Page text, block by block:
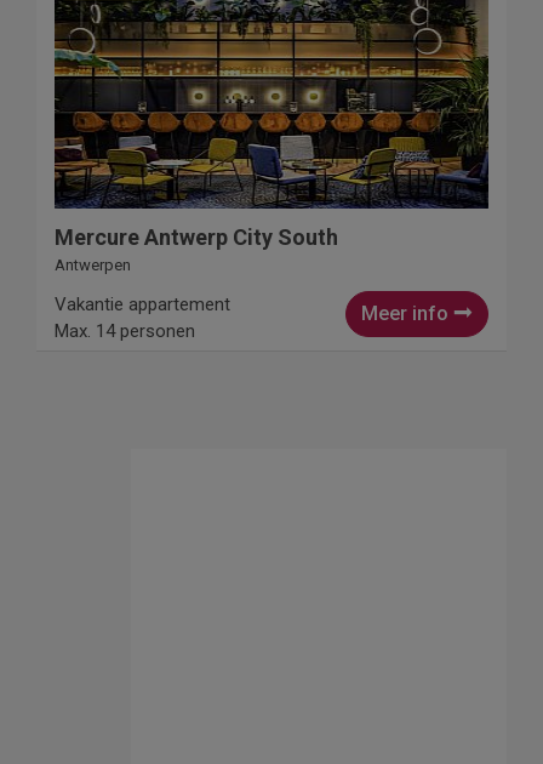
Mercure Antwerp City South
Antwerpen
Meer info
Vakantie appartement
Max. 14 personen